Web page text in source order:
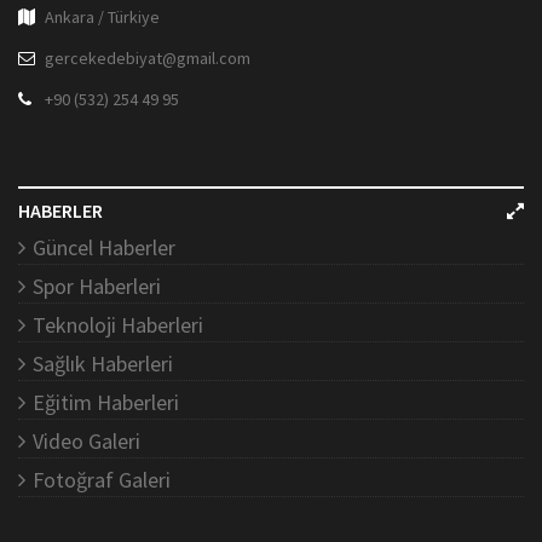
Ankara / Türkiye
gercekedebiyat@gmail.com
+90 (532) 254 49 95
HABERLER
Güncel Haberler
Spor Haberleri
Teknoloji Haberleri
Sağlık Haberleri
Eğitim Haberleri
Video Galeri
Fotoğraf Galeri